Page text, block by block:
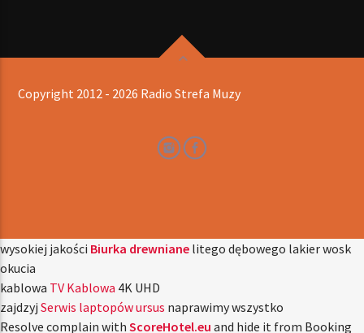
Copyright 2012 - 2026 Radio Strefa Muzy
wysokiej jakości Biurka drewniane litego dębowego lakier wosk
okucia
kablowa TV Kablowa 4K UHD
zajdzyj Serwis laptopów ursus naprawimy wszystko
Resolve complain with ScoreHotel.eu and hide it from Booking